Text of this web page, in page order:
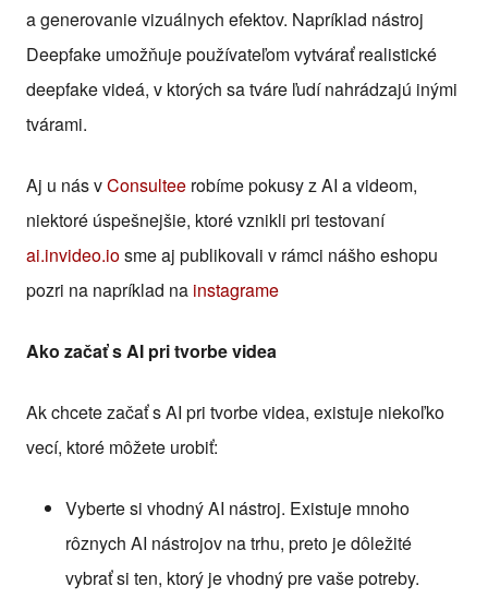
a generovanie vizuálnych efektov. Napríklad nástroj
Deepfake umožňuje používateľom vytvárať realistické
deepfake videá, v ktorých sa tváre ľudí nahrádzajú inými
tvárami.
Aj u nás vConsultee robíme pokusy z AI a videom,
niektoré úspešnejšie, ktoré vznikli pri testovaní
ai.invideo.iosme aj publikovali v rámci nášho eshopu
pozri na napríklad na instagrame
Ako začať s AI pri tvorbe videa
Ak chcete začať s AI pri tvorbe videa, existuje niekoľko
vecí, ktoré môžete urobiť:
Vyberte si vhodný AI nástroj. Existuje mnoho
rôznych AI nástrojov na trhu, preto je dôležité
vybrať si ten, ktorý je vhodný pre vaše potreby.